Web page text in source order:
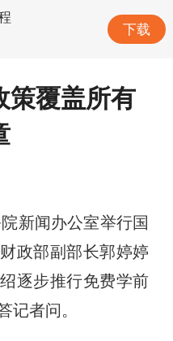
下载
策覆盖所有
新闻办公室举行国
政部副部长郭婷婷
逐步推行免费学前
记者问。